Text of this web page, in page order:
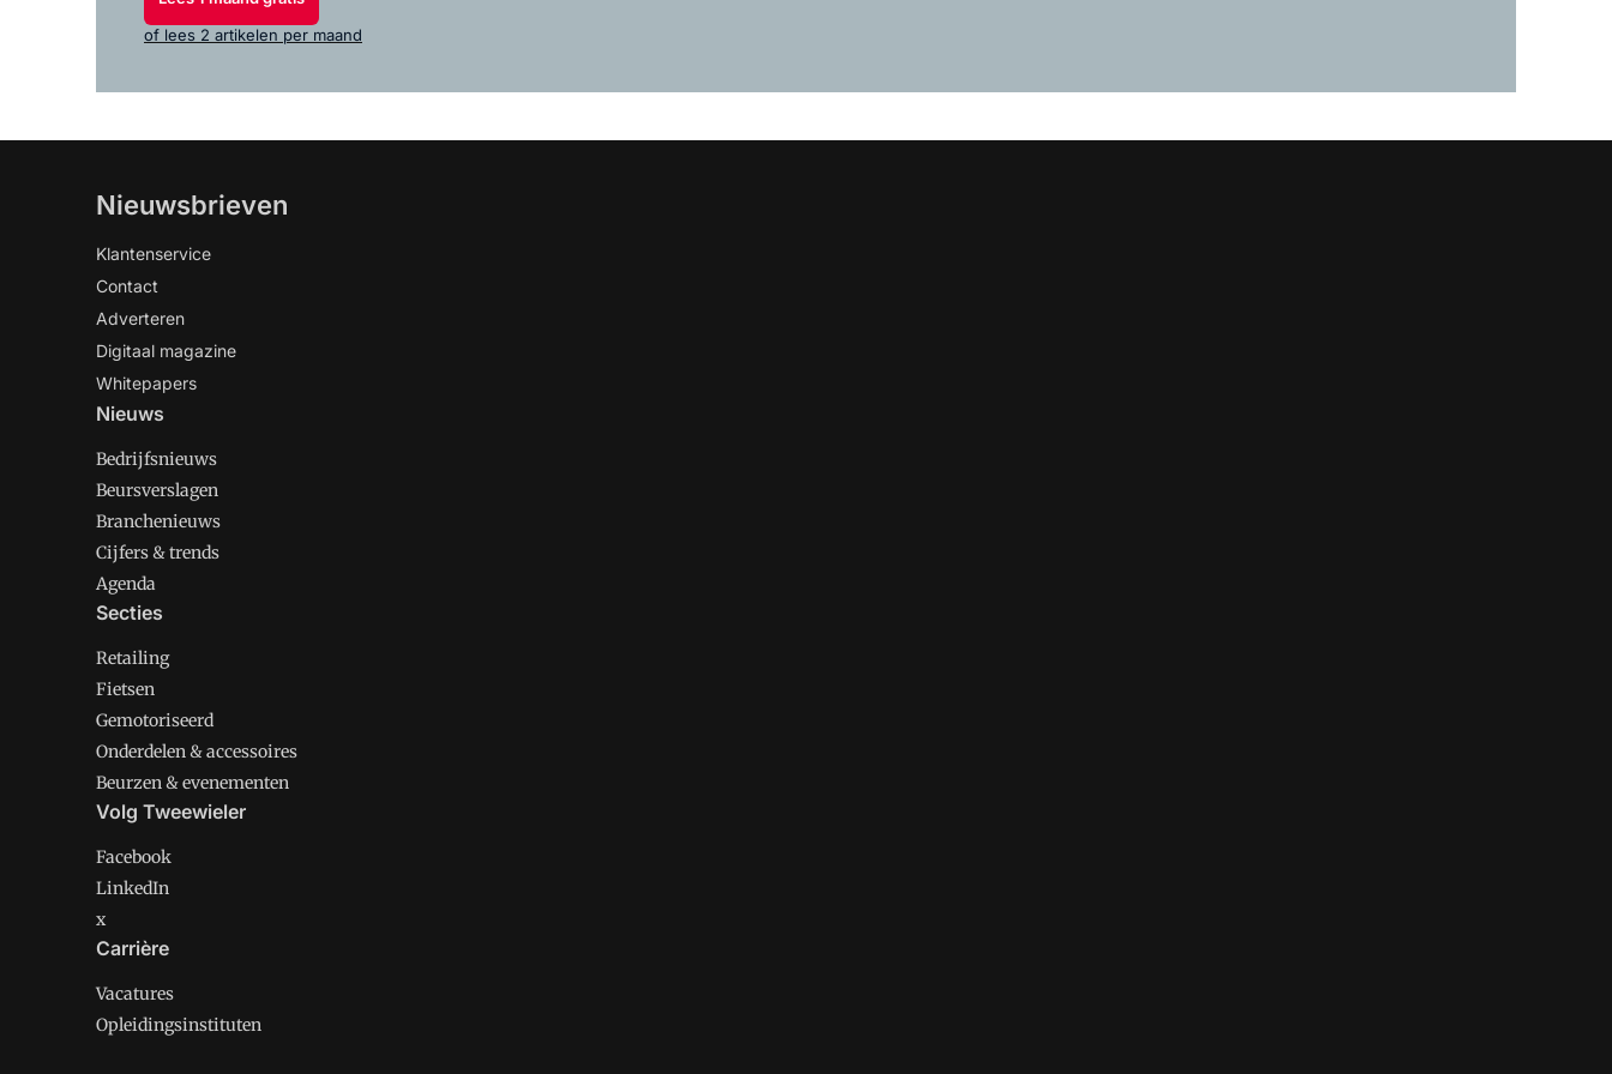
of lees 2 artikelen per maand
Nieuwsbrieven
Klantenservice
Contact
Adverteren
Digitaal magazine
Whitepapers
Nieuws
Bedrijfsnieuws
Beursverslagen
Branchenieuws
Cijfers & trends
Agenda
Secties
Retailing
Fietsen
Gemotoriseerd
Onderdelen & accessoires
Beurzen & evenementen
Volg Tweewieler
Facebook
LinkedIn
x
Carrière
Vacatures
Opleidingsinstituten